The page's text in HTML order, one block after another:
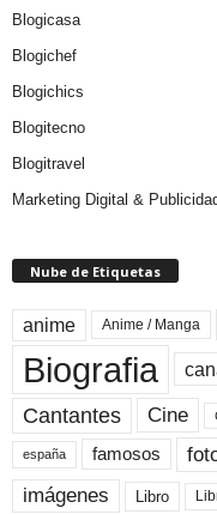
Blogicasa
Blogichef
Blogichics
Blogitecno
Blogitravel
Marketing Digital &
Nube de Etiquetas
anime Anime / Manga
Biografia
Cantantes Cine
españa famosos
imágenes Libro